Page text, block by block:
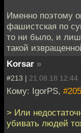
Именно поэтому
фашистская по
то ни было, и
такой
Korsar »
#213 | 21.08.18 12:44
Кому: IgorPS, #205
> Или
убивать людей